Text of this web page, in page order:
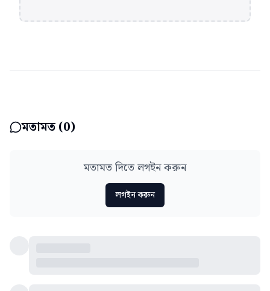
মতামত (0)
মতামত দিতে লগইন করুন
লগইন করুন